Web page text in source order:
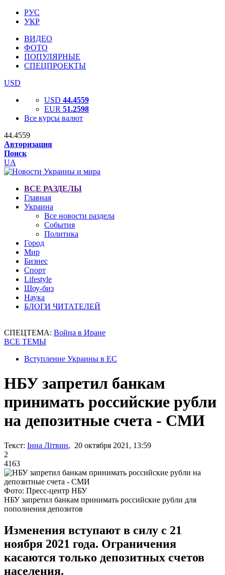
РУС
УКР
ВИДЕО
ФОТО
ПОПУЛЯРНЫЕ
СПЕЦПРОЕКТЫ
USD
USD 44.4559
EUR 51.2598
Все курсы валют
44.4559
Авторизация
Поиск
UA
ВСЕ РАЗДЕЛЫ
Главная
Украина
Все новости раздела
События
Политика
Город
Мир
Бизнес
Спорт
Lifestyle
Шоу-биз
Наука
БЛОГИ ЧИТАТЕЛЕЙ
СПЕЦТЕМА: Война в Иране
ВСЕ ТЕМЫ
Вступление Украины в ЕС
НБУ запретил банкам
принимать российские рубли
на депозитные счета - СМИ
Текст: Інна Літвин, 20 октября 2021, 13:59
2
4163
Фото: Пресс-центр НБУ
НБУ запретил банкам принимать российские рубли для
пополнения депозитов
Изменения вступают в силу с 21
ноября 2021 года. Ограничения
касаются только депозитных счетов
населения.